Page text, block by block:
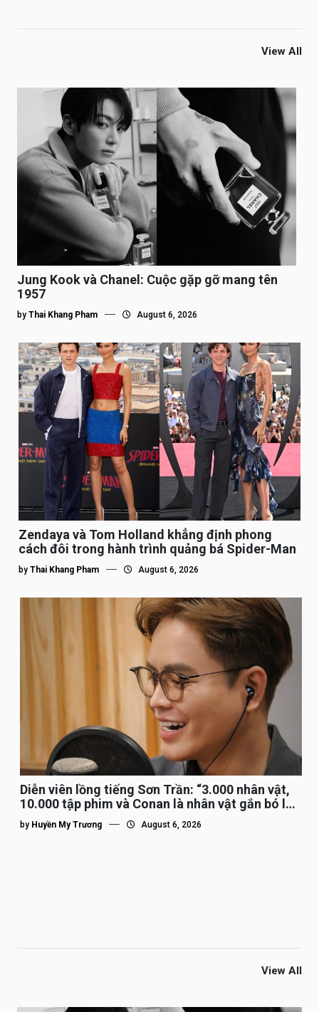
View All
Jung Kook và Chanel: Cuộc gặp gỡ mang tên
1957
by Thai Khang Pham August 6, 2026
Zendaya và Tom Holland khẳng định phong
cách đôi trong hành trình quảng bá Spider-Man
by Thai Khang Pham August 6, 2026
Diễn viên lồng tiếng Sơn Trần: “3.000 nhân vật,
10.000 tập phim và Conan là nhân vật gắn bó lâu
nhất”
by Huyền My Trương August 6, 2026
View All